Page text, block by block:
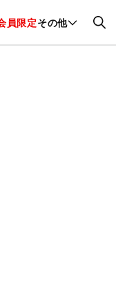
員限定その他
ション 恋愛・結婚